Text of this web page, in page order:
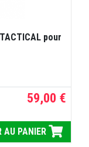
pour
59,00 €
AU PANIER